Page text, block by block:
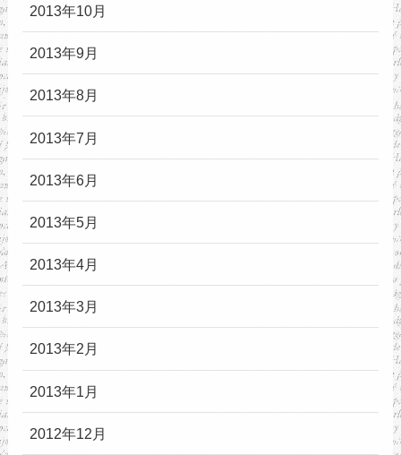
2013年10月
2013年9月
2013年8月
2013年7月
2013年6月
2013年5月
2013年4月
2013年3月
2013年2月
2013年1月
2012年12月